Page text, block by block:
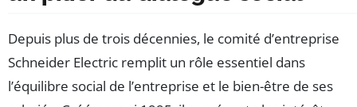
Depuis plus de trois décennies, le comité d’entreprise
Schneider Electric remplit un rôle essentiel dans
l’équilibre social de l’entreprise et le bien-être de ses